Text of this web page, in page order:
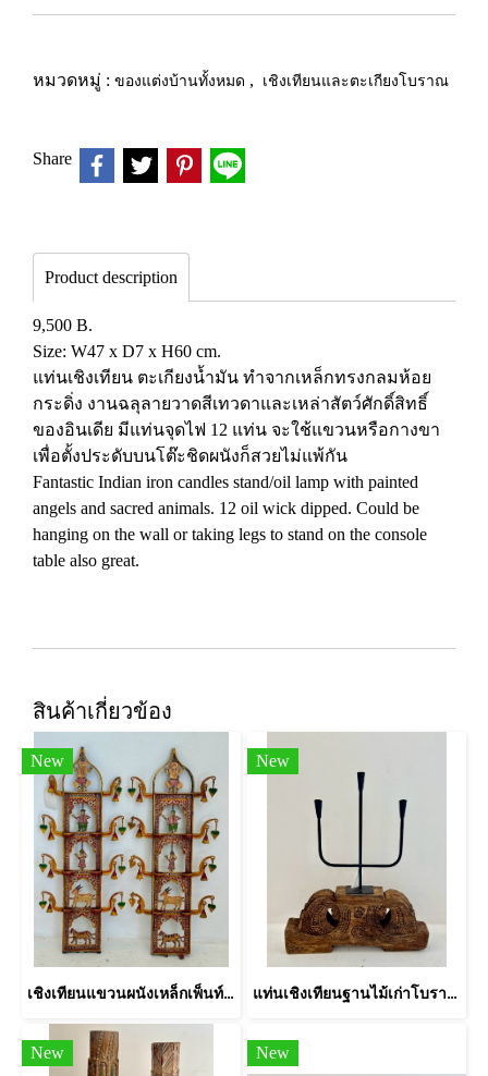
หมวดหมู่ : ของแต่งบ้านทั้งหมด , เชิงเทียนและตะเกียงโบราณ
Share
Product description
9,500 B.
Size: W47 x D7 x H60 cm.
แท่นเชิงเทียน ตะเกียงน้ำมัน ทำจากเหล็กทรงกลมห้อย
กระดิ่ง งานฉลุลายวาดสีเทวดาและเหล่าสัตว์ศักดิ์สิทธิ์
ของอินเดีย มีแท่นจุดไฟ 12 แท่น จะใช้แขวนหรือกางขา
เพื่อตั้งประดับบนโต๊ะชิดผนังก็สวยไม่แพ้กัน
Fantastic Indian iron candles stand/oil lamp with painted
angels and sacred animals. 12 oil wick dipped. Could be
hanging on the wall or taking legs to stand on the console
table also great.
สินค้าเกี่ยวข้อง
New
เชิงเทียนแขวนผนังเหล็กเพ็นท์ลายอินเดีย
New
แท่นเชิงเทียนฐานไม้เก่าโบราณแกะสลัก
New New